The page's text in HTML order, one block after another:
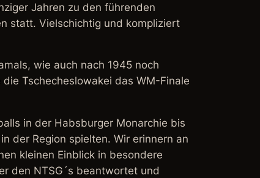
Jahren zu den führenden
statt. Vielschichtig und kompliziert
wie auch nach 1945 noch
Tschecheslowakei das WM-Finale
in der Habsburger Monarchie bis
der Region spielten. Wir erinnern an
kleinen Einblick in besondere
den NTSG´s beantwortet und